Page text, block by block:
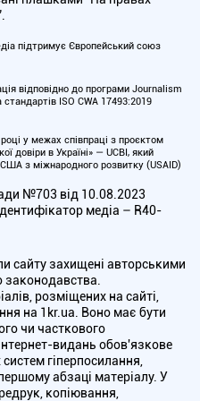
підтримує Європейський союз
відповідно до програми Journalism
ISO CWA 17493:2019
у межах співпраці з проєктом
довіри в Україні» — UCBI, який
з міжнародного розвитку (USAID)
№703 від 10.08.2023
медіа – R40-
сайту захищені авторськими
законодавства.
розміщених на сайті,
на 1kr.ua. Воно має бути
чи часткового
видань обов'язкове
гіперпосилання,
абзаці матеріалу. У
копіювання,